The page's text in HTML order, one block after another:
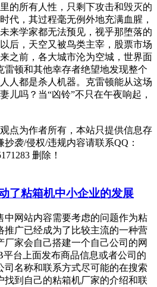
的所有人性，只剩下攻击和毁灭的
代，其过程毫无例外地充满血腥，
来学家都无法预见，视乎那堕落的
后，天空又被鸟类主宰，股票市场
之前，各大城市沦为空城，世界面
雷顿和其他幸存者绝望地发现整个
人都是杀人机器。克雷顿能从这场
儿吗？当“凶铃”不只在午夜响起，
点为作者所有，本站只提供信息存
袭/侵权/违规内容请联系QQ：
删除！
了粘箱机中小企业的发展
中网站内容需要考虑的问题作为粘
推广已经成为了比较主流的一种营
厂家会自己搭建一个自己公司的网
台上面发布商品信息或者公司的
司名称和联系方式尽可能的在搜索
找到自己的粘箱机厂家的介绍和联